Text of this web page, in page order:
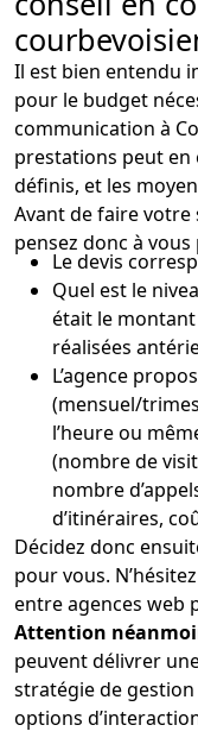
Il est bien entendu
pour le budget
communication à
prestations peut en
définis, et les
Avant de faire votre
pensez donc à
Le devis
Quel est le
était le
réalisées
L’agence
(mensuel/
l’heure ou
(nombre de
nombre
d’itinéraires,
Décidez donc
pour vous.
entre agences web
Attention
peuvent délivrer
stratégie de
options